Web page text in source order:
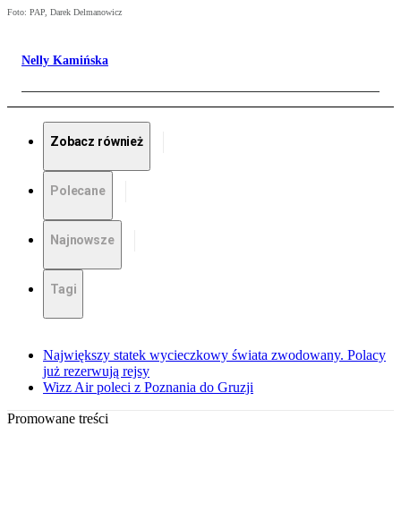
Foto: PAP, Darek Delmanowicz
Nelly Kamińska
Zobacz również
Polecane
Najnowsze
Tagi
Największy statek wycieczkowy świata zwodowany. Polacy
już rezerwują rejsy
Wizz Air poleci z Poznania do Gruzji
Promowane treści